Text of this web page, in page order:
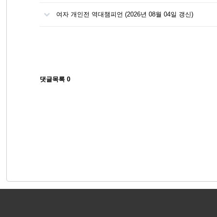
여자 개인전 역대챔피언 (2026년 08월 04일 갱신)
댓글목록 0